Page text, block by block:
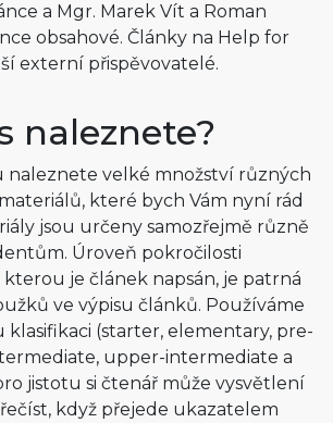
a Mgr. Marek Vít a Roman
obsahové. Články na Help for
externí přispěvovatelé.
naleznete?
naleznete velké množství různých
které bych Vám nyní rád
jsou určeny samozřejmě různě
Úroveň pokročilosti
je článek napsán, je patrná
ve výpisu článků. Používáme
(starter, elementary, pre-
upper-intermediate a
jistotu si čtenář může vysvětlení
když přejede ukazatelem